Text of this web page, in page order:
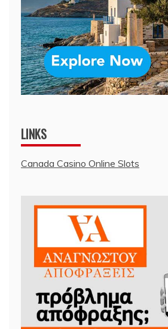
LINKS
Canada Casino Online Slots